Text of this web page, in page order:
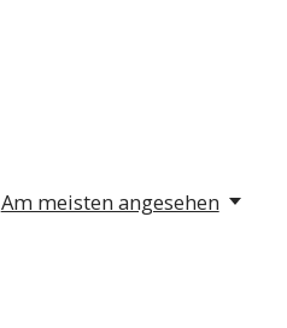
Am meisten angesehen